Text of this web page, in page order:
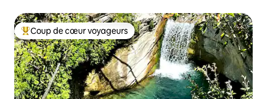
Coups de cœur voyageurs les plus appréciés
Coup de cœur voyageurs